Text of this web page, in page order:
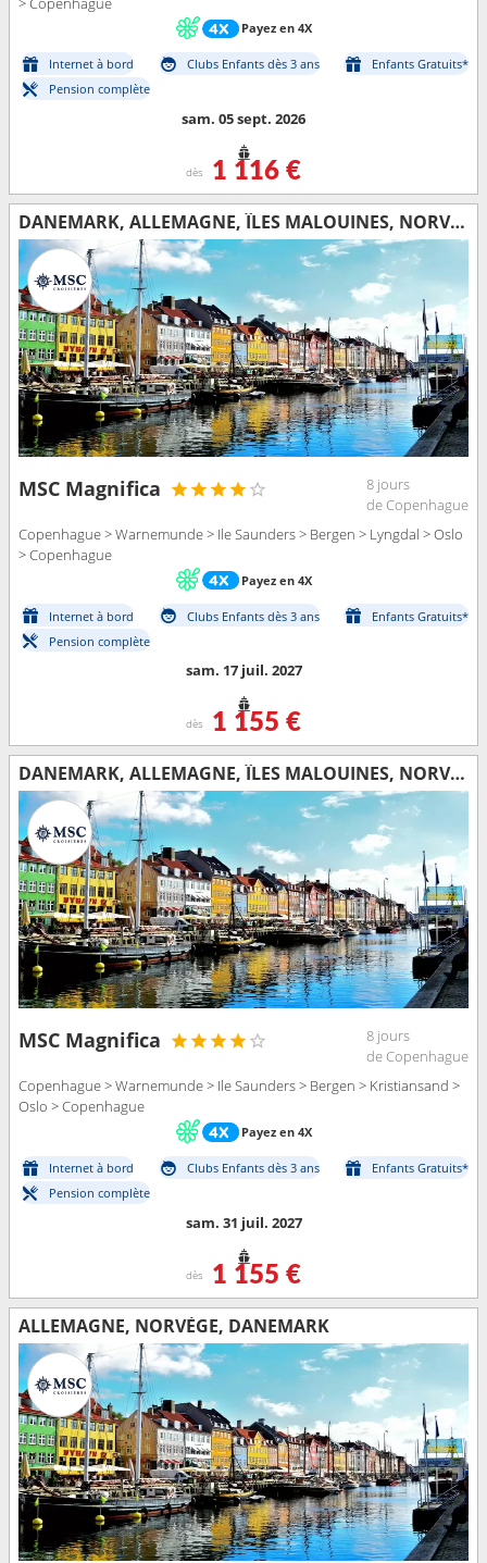
Payez en 4X
Internet à bord Clubs Enfants dès 3 ans
Enfants Gratuits*
Pension complète
sam. 05 sept. 2026
dès 1 116 €
DANEMARK, ALLEMAGNE, ÎLES MALOUINES, NORVÈGE
MSC Magnifica
8 jours
de Copenhague
Copenhague > Warnemunde > Ile Saunders > Bergen > Lyngdal > Oslo
> Copenhague
Payez en 4X
Internet à bord Clubs Enfants dès 3 ans
Enfants Gratuits*
Pension complète
sam. 17 juil. 2027
dès 1 155 €
DANEMARK, ALLEMAGNE, ÎLES MALOUINES, NORVÈGE
MSC Magnifica
8 jours
de Copenhague
Copenhague > Warnemunde > Ile Saunders > Bergen > Kristiansand >
Oslo > Copenhague
Payez en 4X
Internet à bord Clubs Enfants dès 3 ans
Enfants Gratuits*
Pension complète
sam. 31 juil. 2027
dès 1 155 €
ALLEMAGNE, NORVÈGE, DANEMARK